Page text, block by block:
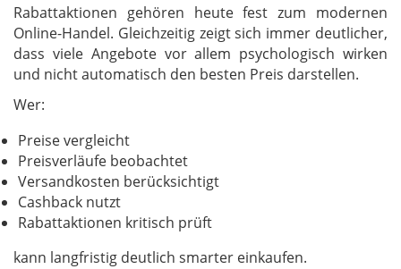
Rabattaktionen gehören heute fest zum modernen
Online-Handel. Gleichzeitig zeigt sich immer deutlicher,
dass viele Angebote vor allem psychologisch wirken
und nicht automatisch den besten Preis darstellen.
Wer:
Preise vergleicht
Preisverläufe beobachtet
Versandkosten berücksichtigt
Cashback nutzt
Rabattaktionen kritisch prüft
kann langfristig deutlich smarter einkaufen.